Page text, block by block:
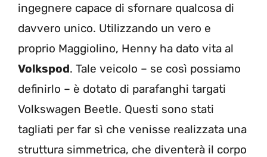
ingegnere capace di sfornare qualcosa di
davvero unico. Utilizzando un vero e
proprio Maggiolino, Henny ha dato vita al
Volkspod. Tale veicolo – se così possiamo
definirlo – è dotato di parafanghi targati
Volkswagen Beetle. Questi sono stati
tagliati per far sì che venisse realizzata una
struttura simmetrica, che diventerà il corpo